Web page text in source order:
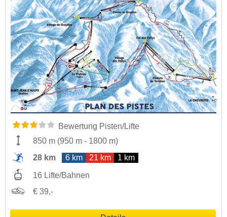
Bewertung Pisten/Lifte
850 m (950 m - 1800 m)
28 km
6 km 21 km 1 km
16 Lifte/Bahnen
€ 39,-